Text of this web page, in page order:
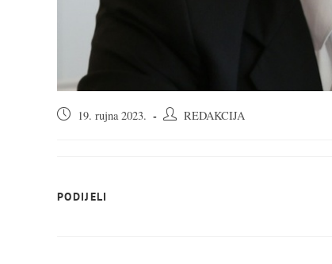
Objava19. rujna 2023.
AutorREDAKCIJA
PODIJELI